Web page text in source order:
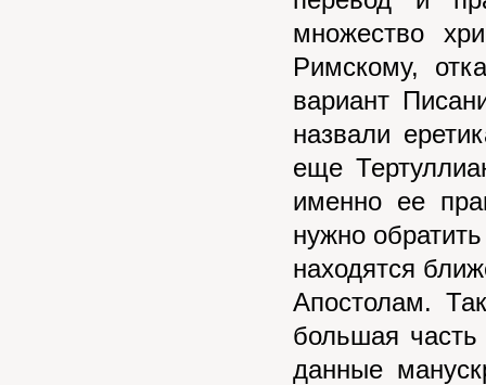
множество
Римскому,
вариант
назвали
еще
именно ее
нужно
находятся
Апостолам.
большая
данные